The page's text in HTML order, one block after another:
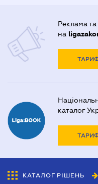
Реклама та
на
каталог
КАТАЛОГ РІШЕНЬ